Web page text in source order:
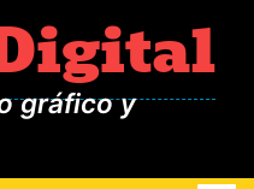
gráfico y